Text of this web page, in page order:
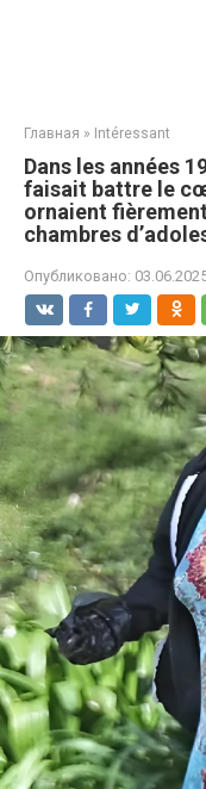
Главная » Intéressant
Dans les années
faisait battre le
ornaient
chambres
Опубликовано: